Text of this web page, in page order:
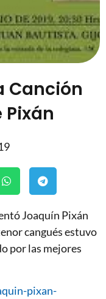
Canción
Joaquín Pixán
cangués estuvo
por las mejores
pixan-